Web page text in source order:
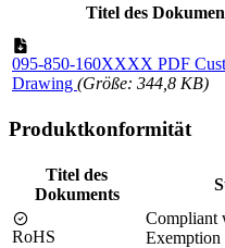
Titel des
095-850-160XXXX PDF
Drawing (Größe: 344,8 KB)
Produktkonformität
Titel des
Dokuments
RoHS
Compliant
Exemption